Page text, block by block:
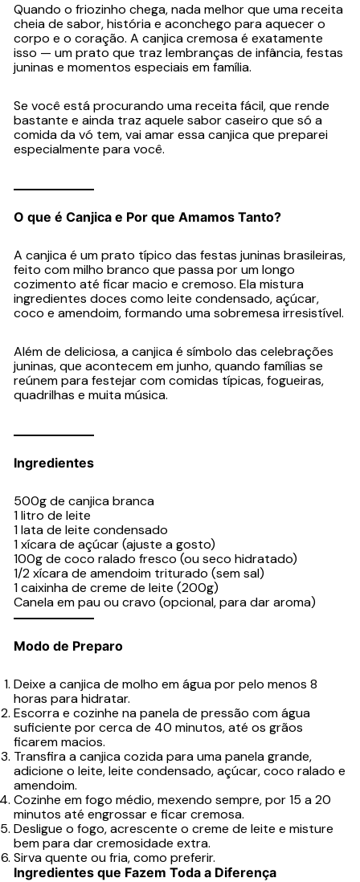
Quando o friozinho chega, nada melhor que uma receita
cheia de sabor, história e aconchego para aquecer o
corpo e o coração. A canjica cremosa é exatamente
isso — um prato que traz lembranças de infância, festas
juninas e momentos especiais em família.
Se você está procurando uma receita fácil, que rende
bastante e ainda traz aquele sabor caseiro que só a
comida da vó tem, vai amar essa canjica que preparei
especialmente para você.
O que é Canjica e Por que Amamos Tanto?
A canjica é um prato típico das festas juninas brasileiras,
feito com milho branco que passa por um longo
cozimento até ficar macio e cremoso. Ela mistura
ingredientes doces como leite condensado, açúcar,
coco e amendoim, formando uma sobremesa irresistível.
Além de deliciosa, a canjica é símbolo das celebrações
juninas, que acontecem em junho, quando famílias se
reúnem para festejar com comidas típicas, fogueiras,
quadrilhas e muita música.
Ingredientes
500g de canjica branca
1 litro de leite
1 lata de leite condensado
1 xícara de açúcar (ajuste a gosto)
100g de coco ralado fresco (ou seco hidratado)
1/2 xícara de amendoim triturado (sem sal)
1 caixinha de creme de leite (200g)
Canela em pau ou cravo (opcional, para dar aroma)
Modo de Preparo
Deixe a canjica de molho em água por pelo menos 8
horas para hidratar.
Escorra e cozinhe na panela de pressão com água
suficiente por cerca de 40 minutos, até os grãos
ficarem macios.
Transfira a canjica cozida para uma panela grande,
adicione o leite, leite condensado, açúcar, coco ralado e
amendoim.
Cozinhe em fogo médio, mexendo sempre, por 15 a 20
minutos até engrossar e ficar cremosa.
Desligue o fogo, acrescente o creme de leite e misture
bem para dar cremosidade extra.
Sirva quente ou fria, como preferir.
Ingredientes que Fazem Toda a Diferença